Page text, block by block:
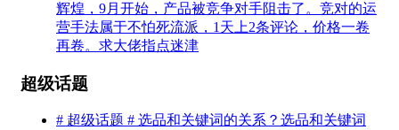
辉煌，9月开始，产品被竞争对手阻击了。竞对的运
营手法属于不怕死流派，1天上2条评论，价格一卷
再卷。求大佬指点迷津
超级话题
# 超级话题 # 选品和关键词的关系？选品和关键词